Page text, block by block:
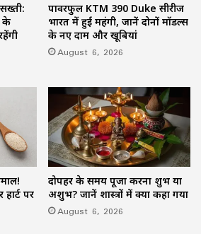
के
पावरफुल KTM 390 Duke सीरीज
भारत में हुई महंगी, जानें दोनों मॉडल्स
के नए दाम और खूबियां
August 6, 2026
पर
दोपहर के समय पूजा करना शुभ या
अशुभ? जानें शास्त्रों में क्या कहा गया
August 6, 2026